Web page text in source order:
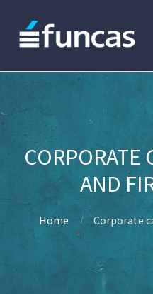
CORPORATE
AND
Home Corporate